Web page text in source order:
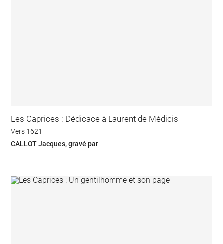
Les Caprices : Dédicace à Laurent de Médicis
Vers 1621
CALLOT Jacques, gravé par